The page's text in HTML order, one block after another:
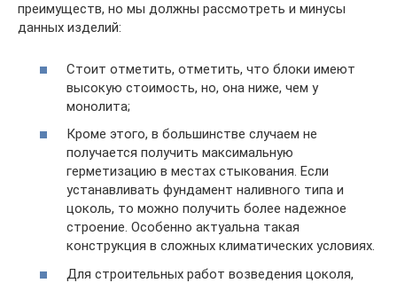
преимуществ, но мы должны рассмотреть и минусы
данных изделий:
Стоит отметить, отметить, что блоки имеют
высокую стоимость, но, она ниже, чем у
монолита;
Кроме этого, в большинстве случаем не
получается получить максимальную
герметизацию в местах стыкования. Если
устанавливать фундамент наливного типа и
цоколь, то можно получить более надежное
строение. Особенно актуальна такая
конструкция в сложных климатических условиях.
Для строительных работ возведения цоколя,